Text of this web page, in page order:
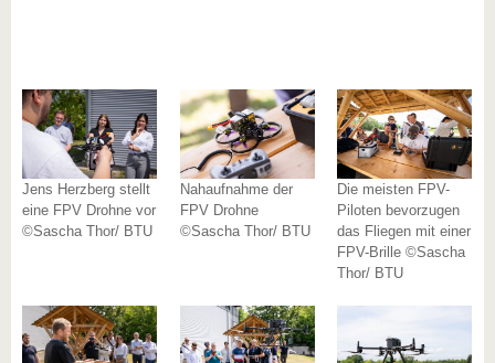
Jens Herzberg stellt
eine FPV Drohne vor
©Sascha Thor/ BTU
Nahaufnahme der
FPV Drohne
©Sascha Thor/ BTU
Die meisten FPV-
Piloten bevorzugen
das Fliegen mit einer
FPV-Brille ©Sascha
Thor/ BTU